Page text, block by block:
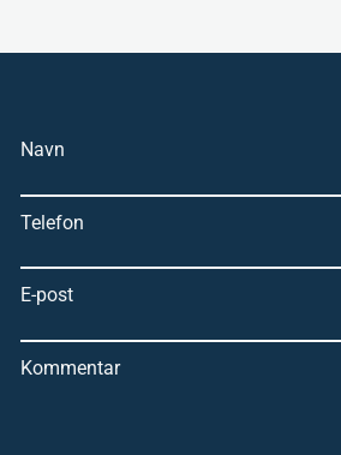
Navn
Telefon
E-post
Kommentar